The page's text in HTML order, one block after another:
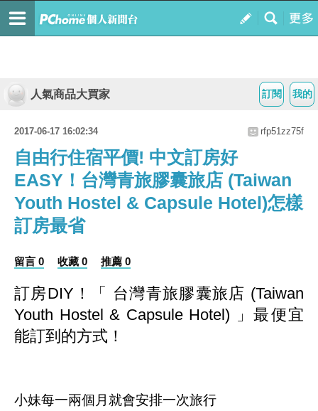
我的
訂閱
人氣商品大買家
2017-06-17 16:02:34 rfp51zz75f
自由行住宿平價! 中文訂房好
EASY！台灣青旅膠囊旅店 (Taiwan
Youth Hostel & Capsule Hotel)怎樣
訂房最省
留言 0 收藏 0 推薦 0
訂房DIY！
「 台灣青旅膠囊旅店 (Taiwan
Youth Hostel & Capsule Hotel) 」最便宜
能訂到的方式 ！
小妹每一兩個月就會安排一次旅行